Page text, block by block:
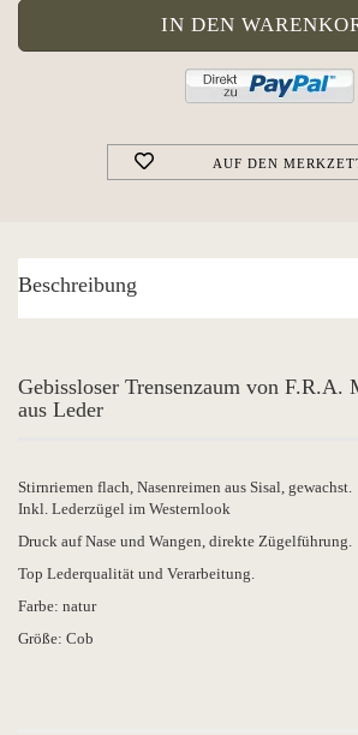
AUF DEN
Beschreibung
Gebissloser Trensenzaum von F.R.A.
aus Leder
Stirnriemen flach, Nasenreimen aus Sisal, gewachst.
Inkl. Lederzügel im Westernlook
Druck auf Nase und Wangen, direkte Zügelführung.
Top Lederqualität und Verarbeitung.
Farbe: natur
Größe: Cob